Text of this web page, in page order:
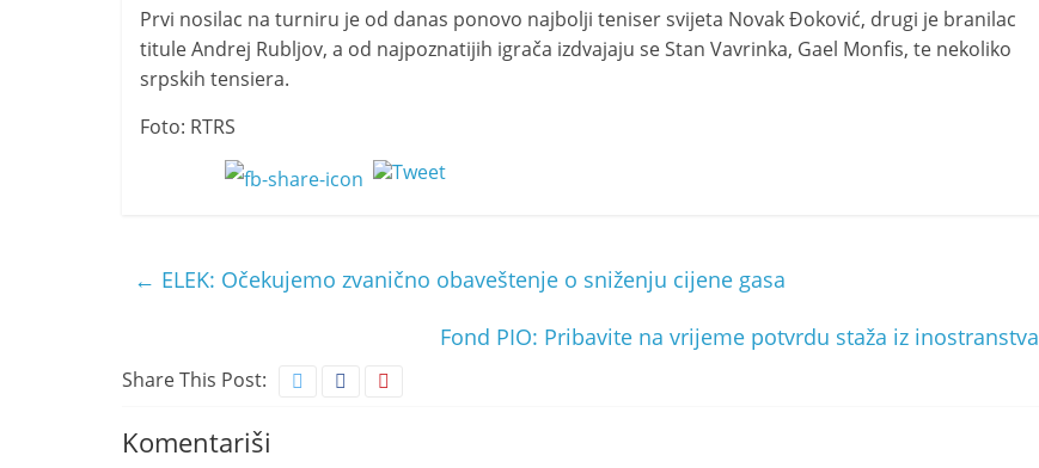
Prvi nosilac na turniru je od danas ponovo najbolji teniser svijeta Novak Đoković, drugi je branilac
titule Andrej Rubljov, a od najpoznatijih igrača izdvajaju se Stan Vavrinka, Gael Monfis, te nekoliko
srpskih tensiera.
Foto: RTRS
← ELEK: Očekujemo zvanično obaveštenje o sniženju cijene gasa
Fond PIO: Pribavite na vrijeme potvrdu staža iz inostranstva
Share This Post:
Komentariši